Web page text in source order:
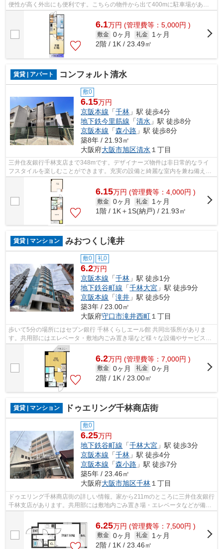
便性が高く外出にも便利です。こちらの物件から出て400mに駐車場があり
ます。ごみ捨ての煩わしさを軽減するのが...
6.1万円 (管理費等：5,000円 )
敷金 0ヶ月 礼金
1ヶ月
2階 / 1K / 23.49㎡
賃貸 | アパート コンフォルト清水
敷0
6.15万円
京阪本線 「千林 」駅 徒歩4分
地下鉄今里筋線 「清水 」駅 徒歩8分
京阪本線 「森小路 」駅 徒歩8分
築8年 / 21.93㎡
大阪府大阪市旭区清水 １丁目
三井住友銀行千林支店まで348mです。デザイナーズ物件は非日常的なライ
フスタイルを楽しむことができます。充実の設備と綺麗な室内を兼ね備え
た、平成30年築の物件です。こちらの物件...
6.15万円 (管理費等：4,000円 )
敷金 0ヶ月 礼金
1ヶ月
1階 / 1K＋1S(納戸) / 21.93㎡
賃貸 | マンション みおつくし滝井
敷0 礼0
6.2万円
京阪本線 「千林 」駅 徒歩1分
地下鉄谷町線 「千林大宮 」駅 徒歩9分
京阪本線 「滝井 」駅 徒歩5分
築3年 / 23.00㎡
大阪府守口市滝井西町１丁目
歩いて5分の場所にはセブン銀行 千林くらしエール館 共同出張所がありま
す。共用部にはエレベータ・敷地内ごみ置き場など様々な設備やサービスが
揃っているので便利です。行き先に応じ...
6.2万円 (管理費等：7,000円 )
敷金 0ヶ月 礼金 0ヶ月
2階 / 1K / 23.00㎡
賃貸 | マンション ドゥエリング千林商店街
敷0
6.25万円
地下鉄谷町線 「千林大宮 」駅 徒歩3分
京阪本線 「千林 」駅 徒歩4分
京阪本線 「森小路 」駅 徒歩7分
築5年 / 23.46㎡
大阪府大阪市旭区千林 １丁目
ドゥエリング千林商店街の詳しい情報。家から211mのところに三井住友銀行
千林支店があります。共用部には敷地内ごみ置き場・エレベータなどが備わ
6.25万円 (管理費等：7,500円 )
敷金 0ヶ月 礼金
1ヶ月
2階 / 1K / 23.46㎡